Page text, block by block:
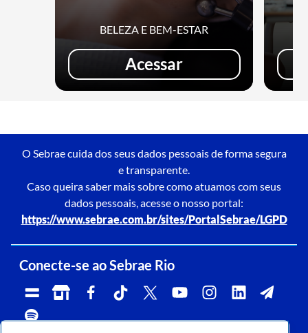
BELEZA E BEM-ESTAR
Acessar
O Sebrae cuida dos seus dados pessoais de forma segura
e transparente.
Caso queira saber mais sobre como atuamos com seus
dados pessoais, acesse o nosso portal:
https://www.sebrae.com.br/sites/PortalSebrae/LGPD
Conecte-se ao Sebrae Rio